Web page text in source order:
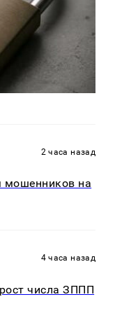
2 часа назад
мошенников на
4 часа назад
числа ЗППП